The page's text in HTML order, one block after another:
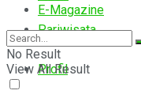
Pariwisata
Profil
E-Magazine
No Result
View All Result